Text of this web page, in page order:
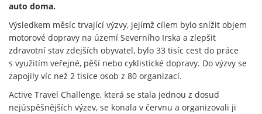
auto doma.
Výsledkem měsíc trvající výzvy, jejímž cílem bylo snížit objem
motorové dopravy na území Severního Irska a zlepšit
zdravotní stav zdejších obyvatel, bylo 33 tisíc cest do práce
s využitím veřejné, pěší nebo cyklistické dopravy. Do výzvy se
zapojily víc než 2 tisíce osob z 80 organizací.
Active Travel Challenge, která se stala jednou z dosud
nejúspěšnějších výzev, se konala v červnu a organizovali ji